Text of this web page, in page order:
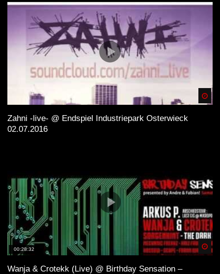
Zahni -live- @ Endspiel Industriepark Osterwieck
02.07.2016
00:28:32
Wanja & Crotekk (Live) @ Birthday Sensation –